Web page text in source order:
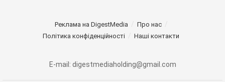
Реклама на DigestMedia
Про нас
Політика конфіденційності
Наші контакти
E-mail: digestmediaholding@gmail.com